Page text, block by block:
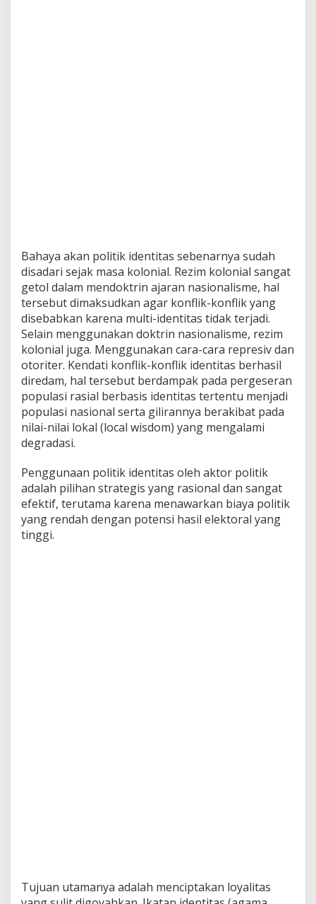
Bahaya akan politik identitas sebenarnya sudah
disadari sejak masa kolonial. Rezim kolonial sangat
getol dalam mendoktrin ajaran nasionalisme, hal
tersebut dimaksudkan agar konflik-konflik yang
disebabkan karena multi-identitas tidak terjadi.
Selain menggunakan doktrin nasionalisme, rezim
kolonial juga. Menggunakan cara-cara represiv dan
otoriter. Kendati konflik-konflik identitas berhasil
diredam, hal tersebut berdampak pada pergeseran
populasi rasial berbasis identitas tertentu menjadi
populasi nasional serta gilirannya berakibat pada
nilai-nilai lokal (local wisdom) yang mengalami
degradasi.
Penggunaan politik identitas oleh aktor politik
adalah pilihan strategis yang rasional dan sangat
efektif, terutama karena menawarkan biaya politik
yang rendah dengan potensi hasil elektoral yang
tinggi.
Tujuan utamanya adalah menciptakan loyalitas